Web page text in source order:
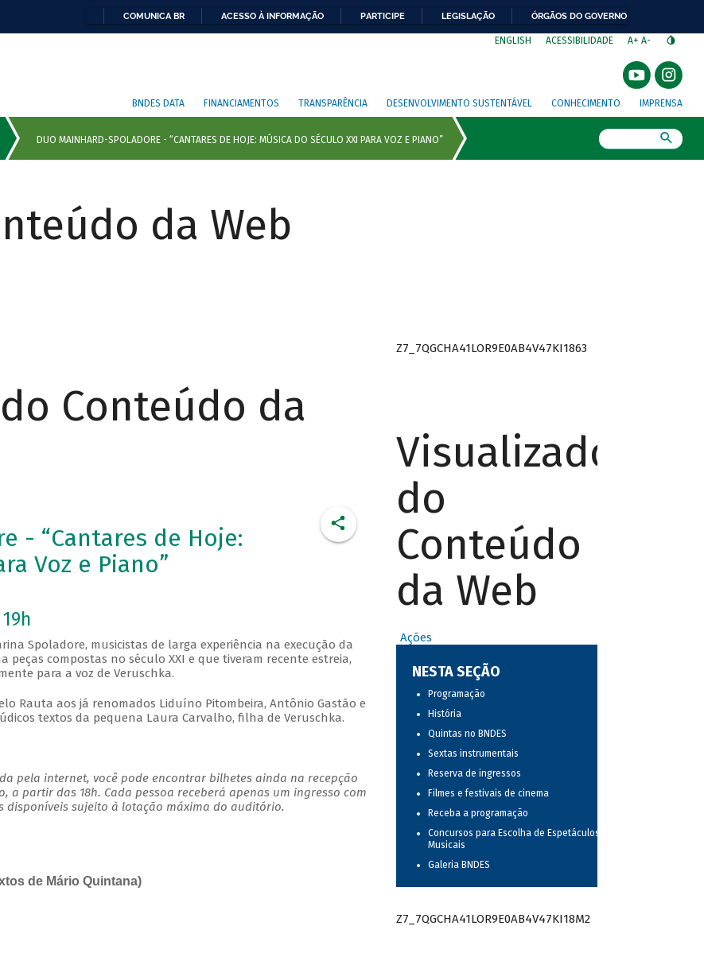
COMUNICA BR ACESSO À INFORMAÇÃO PARTICIPE LEGISLAÇÃO ÓRGÃOS DO GOVERNO
ENGLISH ACESSIBILIDADE A+ A-
BNDES DATA FINANCIAMENTOS TRANSPARÊNCIA DESENVOLVIMENTO SUSTENTÁVEL CONHECIMENTO IMPRENSA
da Web
Conteúdo da
- “Cantares de Hoje:
Voz e Piano”
Spoladore, musicistas de larga experiência na execução da
peças compostas no século XXI e que tiveram recente estreia,
para a voz de Veruschka.
Rauta aos já renomados Liduíno Pitombeira, Antônio Gastão e
textos da pequena Laura Carvalho, filha de Veruschka.
pela internet, você pode encontrar bilhetes ainda na recepção
a partir das 18h. Cada pessoa receberá apenas um ingresso com
sujeito à lotação máxima do auditório.
de Mário Quintana)
Z7_7QGCHA41LOR9E0AB4V47KI1863
Visualizador
do
Conteúdo
da Web
Ações
NESTA SEÇÃO
Programação
História
Quintas no BNDES
Sextas instrumentais
Reserva de ingressos
Filmes e festivais de cinema
Receba a programação
Concursos para Escolha de Espetáculos
Musicais
Galeria BNDES
Z7_7QGCHA41LOR9E0AB4V47KI18M2